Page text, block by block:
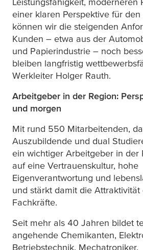
einer klaren Perspektive für den
können wir die steigenden
Kunden – etwa aus der
und Papierindustrie – noch
bleiben langfristig
Werkleiter Holger Rauth.
Arbeitgeber in der Region:
und morgen
Mit rund 550 Mitarbeitenden,
Auszubildende und dual
ein wichtiger Arbeitgeber in der
auf eine Vertrauenskultur, hohe
Eigenverantwortung und
und stärkt damit die Attraktivität
Fachkräfte.
Seit mehr als 40 Jahren bildet
angehende Chemikanten,
Betriebstechnik, Mechatroniker,